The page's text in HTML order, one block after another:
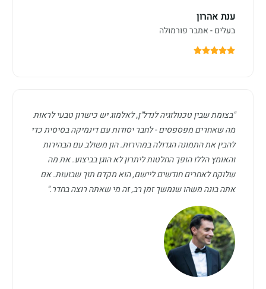
ענת אהרון
בעלים - אמבר פורמולה
"בצומת שבין טכנולוגיה לנדל"ן, לאלמוג יש כישרון טבעי לראות
מה שאחרים מפספסים - לחבר יסודות עם דינמיקה בסיסית כדי
להבין את התמונה הגדולה במהירות. הון משולב עם הבהירות
והאומץ הללו הופך החלטות ליתרון לא הוגן בביצוע. את מה
שלוקח לאחרים חודשים ליישם, הוא מקדם תוך שבועות. אם
אתה בונה משהו שנמשך זמן רב, זה מי שאתה רוצה בחדר."